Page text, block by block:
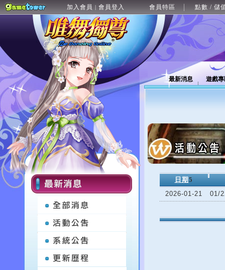
加入會員 | 會員登入 會員特區 點數 / 儲
最新消息 遊戲
日期 5
2026-01-21
01/